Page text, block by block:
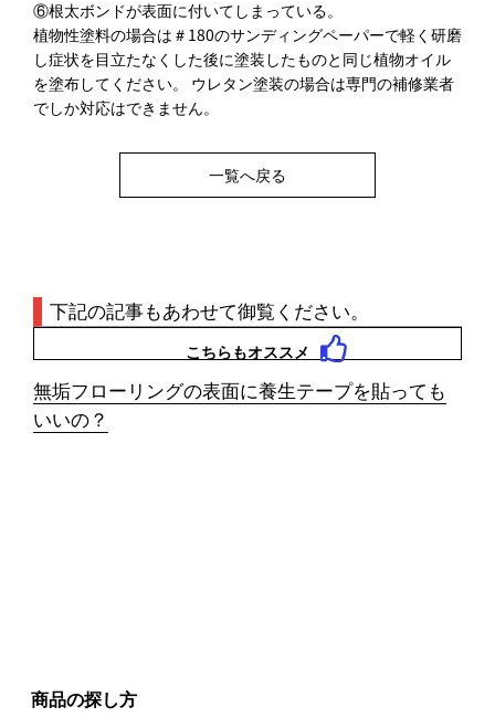
⑥根太ボンドが表面に付いてしまっている。
植物性塗料の場合は＃180のサンディングペーパーで軽く研磨
し症状を目立たなくした後に塗装したものと同じ植物オイル
を塗布してください。 ウレタン塗装の場合は専門の補修業者
でしか対応はできません。
一覧へ戻る
下記の記事もあわせて御覧ください。
こちらもオススメ
無垢フローリングの表面に養生テープを貼っても
いいの？
商品の探し方